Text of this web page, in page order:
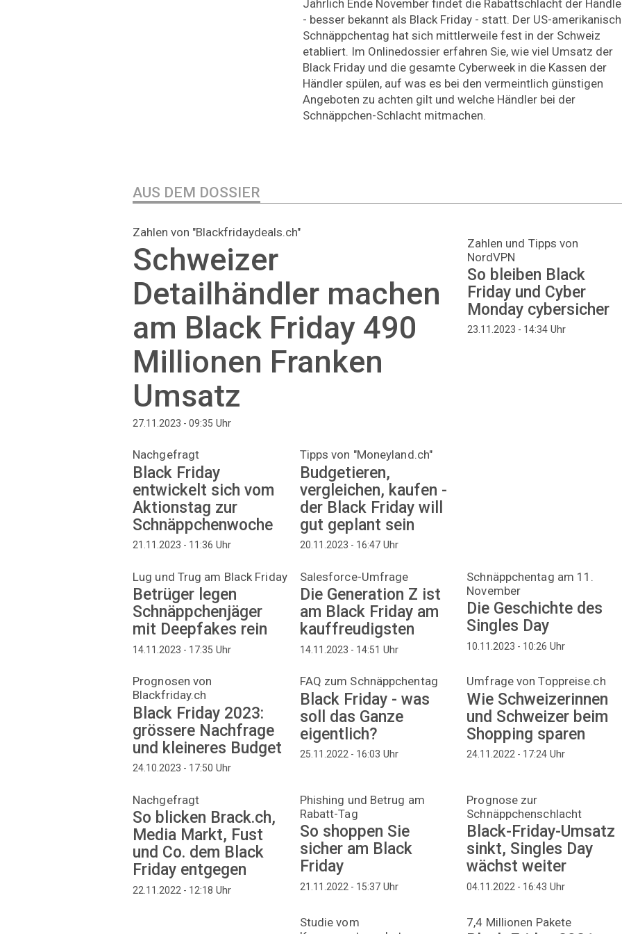
Jährlich Ende November findet die Rabattschlacht der
- besser bekannt als Black Friday - statt. Der US-
Schnäppchentag hat sich mittlerweile fest in der Schweiz
etabliert. Im Onlinedossier erfahren Sie, wie viel Umsatz der
Black Friday und die gesamte Cyberweek in die Kassen der
Händler spülen, auf was es bei den vermeintlich günstigen
Angeboten zu achten gilt und welche Händler bei der
Schnäppchen-Schlacht mitmachen.
AUS DEM DOSSIER
Zahlen von "Blackfridaydeals.ch"
Schweizer
Detailhändler machen
am Black Friday 490
Millionen Franken
Umsatz
27.11.2023 - 09:35 Uhr
Zahlen und Tipps von
NordVPN
So bleiben Black
Friday und Cyber
Monday cybersicher
23.11.2023 - 14:34Uhr
Nachgefragt
Black Friday
entwickelt sich vom
Aktionstag zur
Schnäppchenwoche
21.11.2023 - 11:36 Uhr
Tipps von "Moneyland.ch"
Budgetieren,
vergleichen, kaufen -
der Black Friday will
gut geplant sein
20.11.2023 - 16:47Uhr
Lug und Trug am Black Friday
Betrüger legen
Schnäppchenjäger
mit Deepfakes rein
14.11.2023 - 17:35 Uhr
Salesforce-Umfrage
Die Generation Z ist
am Black Friday am
kauffreudigsten
14.11.2023 - 14:51 Uhr
Schnäppchentag am 11.
November
Die Geschichte des
Singles Day
10.11.2023 - 10:26 Uhr
Prognosen von
Blackfriday.ch
Black Friday 2023:
grössere Nachfrage
und kleineres Budget
24.10.2023 - 17:50 Uhr
FAQ zum Schnäppchentag
Black Friday - was
soll das Ganze
eigentlich?
25.11.2022 - 16:03 Uhr
Umfrage von Toppreise.ch
Wie Schweizerinnen
und Schweizer beim
Shopping sparen
24.11.2022 - 17:24 Uhr
Nachgefragt
So blicken Brack.ch,
Media Markt, Fust
und Co. dem Black
Friday entgegen
22.11.2022 - 12:18 Uhr
Phishing und Betrug am
Rabatt-Tag
So shoppen Sie
sicher am Black
Friday
21.11.2022 - 15:37Uhr
Prognose zur
Schnäppchenschlacht
Black-Friday-Umsatz
sinkt, Singles Day
wächst weiter
04.11.2022 - 16:43 Uhr
Studie vom
7,4 Millionen Pakete